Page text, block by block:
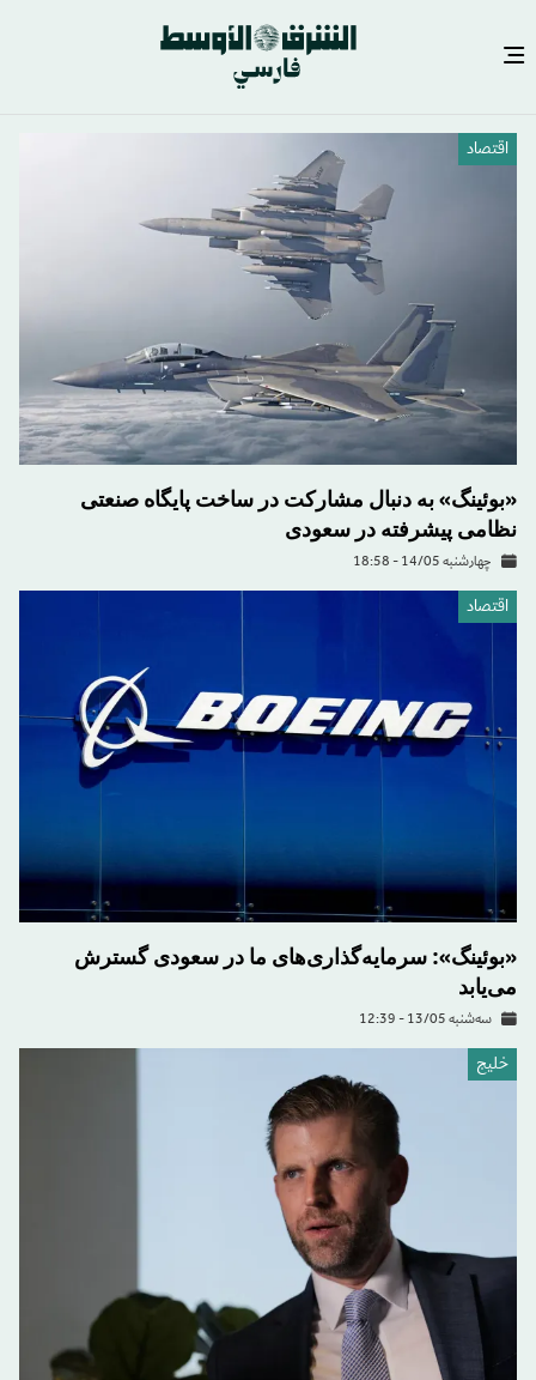
رفتن
اقتصاد
«بوئینگ» به دنبال مشارکت در ساخت پایگاه صنعتی
نظامی پیشرفته در سعودی
چهارشنبه 14/05 - 18:58
اقتصاد
«بوئینگ»: سرمایه‌گذاری‌های ما در سعودی گسترش
می‌یابد
سه‌شنبه 13/05 - 12:39
خليج